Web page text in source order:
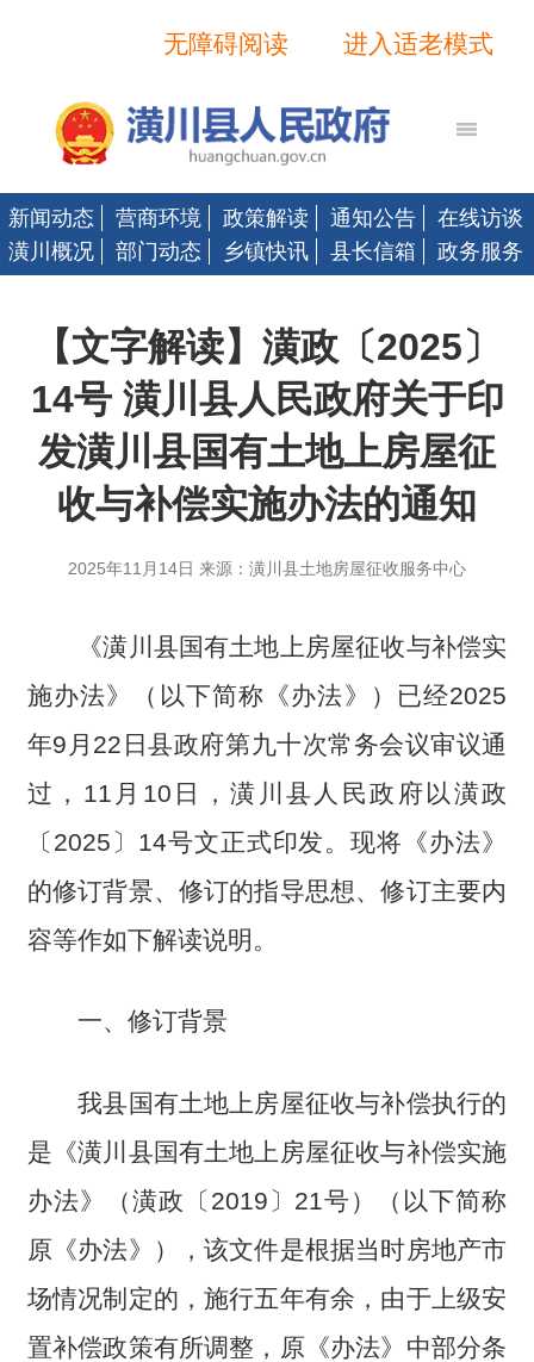
进入适老模式
无障碍阅读
新闻动态 营商环境 政策解读 通知公告
在线访谈
潢川概况
部门动态 乡镇快讯 县长信箱 政务服务
【文字解读】潢政〔2025〕
14号 潢川县人民政府关于印
发潢川县国有土地上房屋征
收与补偿实施办法的通知
2025年11月14日 来源：潢川县土地房屋征收服务中心
《潢川县国有土地上房屋征收与补偿实
施办法》（以下简称《办法》）已经2025
年9月22日县政府第九十次常务会议审议通
过，11月10日，潢川县人民政府以潢政
〔2025〕14号文正式印发。现将《办法》
的修订背景、修订的指导思想、修订主要内
容等作如下解读说明。
一、修订背景
我县国有土地上房屋征收与补偿执行的
是《潢川县国有土地上房屋征收与补偿实施
办法》（潢政〔2019〕21号）（以下简称
原《办法》），该文件是根据当时房地产市
场情况制定的，施行五年有余，由于上级安
置补偿政策有所调整，原《办法》中部分条